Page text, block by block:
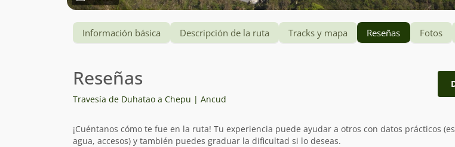
Información básica Descripción de la ruta Tracks y mapa Reseñas Fotos
Reseñas
Travesía de Duhatao a Chepu | Ancud
¡Cuéntanos cómo te fue en la ruta! Tu experiencia puede ayudar a otros con datos prácticos
agua, accesos) y también puedes graduar la dificultad si lo deseas.